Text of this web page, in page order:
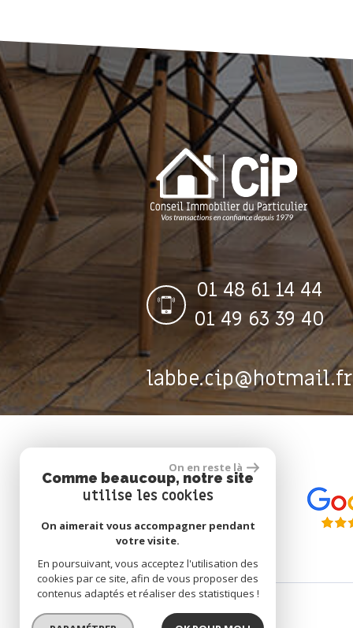
01 48 61 14 44
01 49 63 39 40
labbe.cip@hotmail.fr
Nous suivre On en reste là
Comme beaucoup, notre site
utilise les cookies
On aimerait vous accompagner pendant
votre visite.
En poursuivant, vous acceptez l'utilisation des
cookies par ce site, afin de vous proposer des
contenus adaptés et réaliser des statistiques !